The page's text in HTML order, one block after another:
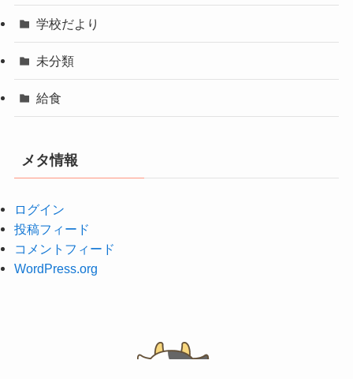
学校だより
未分類
給食
メタ情報
ログイン
投稿フィード
コメントフィード
WordPress.org